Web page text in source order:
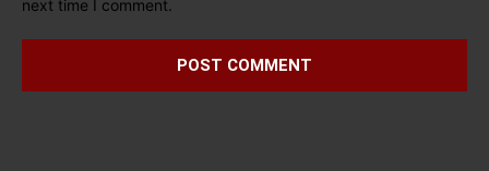
next time I comment.